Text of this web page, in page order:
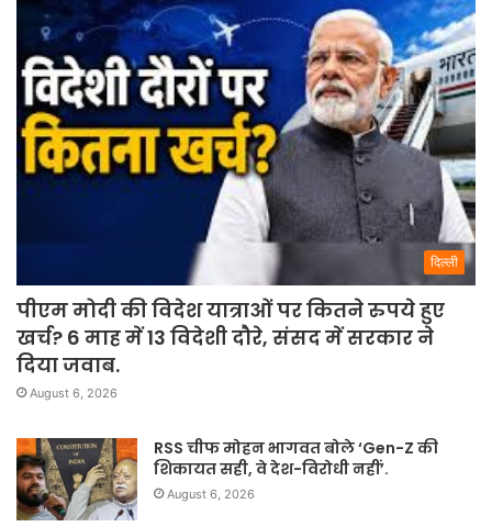
दिल्ली
पीएम मोदी की विदेश यात्राओं पर कितने रुपये हुए
खर्च? 6 माह में 13 विदेशी दौरे, संसद में सरकार ने
दिया जवाब.
August 6, 2026
RSS चीफ मोहन भागवत बोले ‘Gen-Z की
शिकायत सही, वे देश-विरोधी नहीं’.
August 6, 2026